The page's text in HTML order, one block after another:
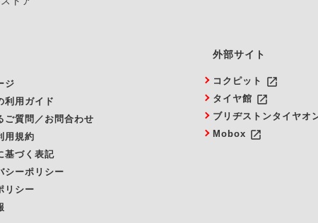
ジ
利用ガイド
ご質問／お問合わせ
用規約
基づく表記
シーポリシー
リシー
外部サイト
コクピット launch
タイヤ館 launch
ブリヂストンタイヤオ
Mobox launch